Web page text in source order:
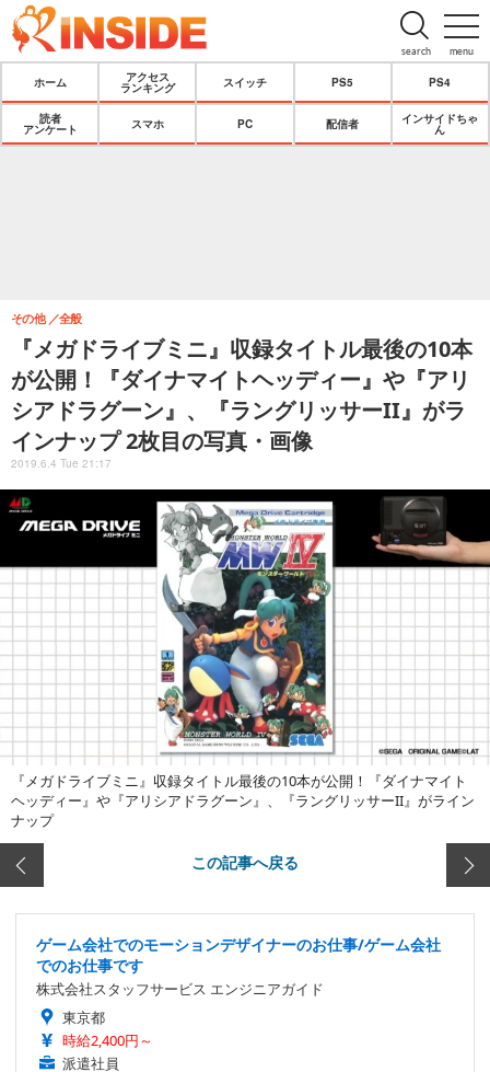
menu
search
ホーム
アクセス
ランキング
スイッチ PS5 PS4
読者
アンケート
スマホ PC 配信者
インサイドちゃ
ん
『メガドライブミニ』収録タイトル最後の10本
が公開！『ダイナマイトヘッディー』や『アリ
シアドラグーン』、『ラングリッサーII』がラ
インナップ 2枚目の写真・画像
その他 全般
2019.6.4 Tue 21:17
『メガドライブミニ』収録タイトル最後の10本が公開！『ダイナマイト
ヘッディー』や『アリシアドラグーン』、『ラングリッサーII』がライン
ナップ
この記事へ戻る
ゲーム会社でのモーションデザイナーのお仕事/ゲーム会社
でのお仕事です
株式会社スタッフサービス エンジニアガイド
東京都
時給2,400円～
派遣社員